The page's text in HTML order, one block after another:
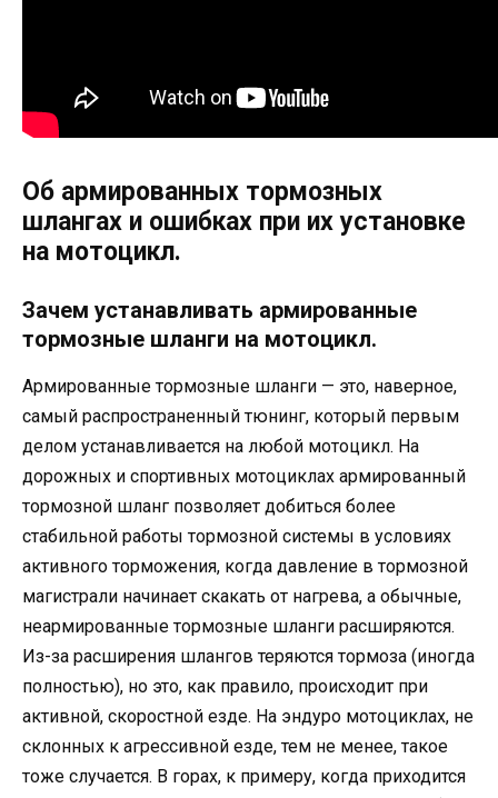
Об армированных тормозных
шлангах и ошибках при их установке
на мотоцикл.
Зачем устанавливать армированные
тормозные шланги на мотоцикл.
Армированные тормозные шланги — это, наверное,
самый распространенный тюнинг, который первым
делом устанавливается на любой мотоцикл. На
дорожных и спортивных мотоциклах армированный
тормозной шланг позволяет добиться более
стабильной работы тормозной системы в условиях
активного торможения, когда давление в тормозной
магистрали начинает скакать от нагрева, а обычные,
неармированные тормозные шланги расширяются.
Из-за расширения шлангов теряются тормоза (иногда
полностью), но это, как правило, происходит при
активной, скоростной езде. На эндуро мотоциклах, не
склонных к агрессивной езде, тем не менее, такое
тоже случается. В горах, к примеру, когда приходится